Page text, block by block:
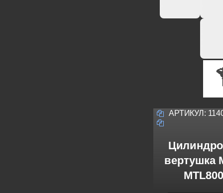
АРТИКУЛ:
вертушка